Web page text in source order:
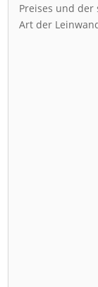
Preises und
Art der